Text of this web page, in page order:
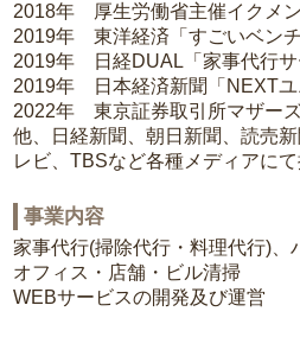
2018年 厚生労働省主催イクメ
2019年 東洋経済「すごいベン
2019年 日経DUAL「家事代行サ
2019年 日本経済新聞「NEXTユ
2022年 東京証券取引所マザー
他、日経新聞、朝日新聞、読売
レビ、TBSなど各種メディアに
事業内容
家事代行(掃除代行・料理代行)、
オフィス・店舗・ビル清掃
WEBサービスの開発及び運営